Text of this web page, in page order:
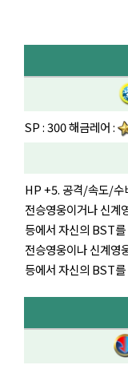
SP : 300 해금레어 :
HP +5. 공격/속도/
전승영웅이거나 신
등에서 자신의 BST
전승영웅이나 신계
등에서 자신의 BST